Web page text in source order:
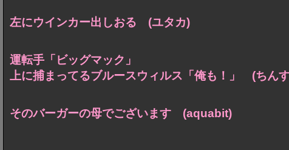
左にウインカー出しおる (ユタカ)
運転手「ビッグマック」
上に捕まってるブルースウィルス「俺も！」 (ちん
そのバーガーの母でございます (aquabit)